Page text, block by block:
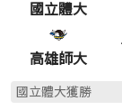
國立體大
高雄師大
國立體大獲勝